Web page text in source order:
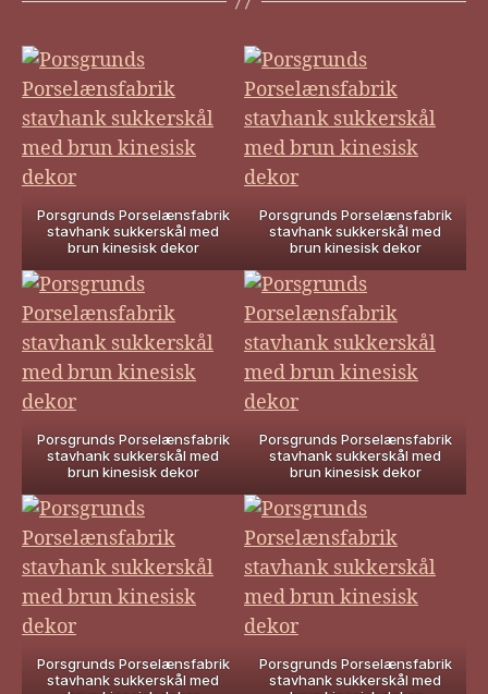
Porsgrunds Porselænsfabrik
stavhank sukkerskål med
brun kinesisk dekor
Porsgrunds Porselænsfabrik
stavhank sukkerskål med
brun kinesisk dekor
Porsgrunds Porselænsfabrik
stavhank sukkerskål med
brun kinesisk dekor
Porsgrunds Porselænsfabrik
stavhank sukkerskål med
brun kinesisk dekor
Porsgrunds Porselænsfabrik
stavhank sukkerskål med
Porsgrunds Porselænsfabrik
stavhank sukkerskål med